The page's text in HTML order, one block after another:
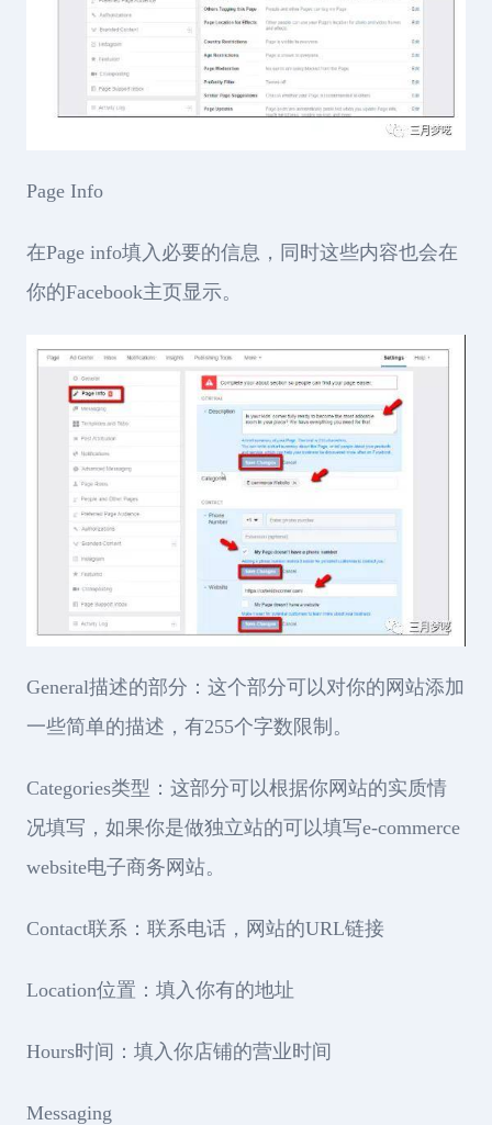
Page Info
在Page info填入必要的信息，同时这些内容也会在
你的Facebook主页显示。
General描述的部分：这个部分可以对你的网站添加
一些简单的描述，有255个字数限制。
Categories类型：这部分可以根据你网站的实质情
况填写，如果你是做独立站的可以填写e-commerce
website电子商务网站。
Contact联系：联系电话，网站的URL链接
Location位置：填入你有的地址
Hours时间：填入你店铺的营业时间
Messaging